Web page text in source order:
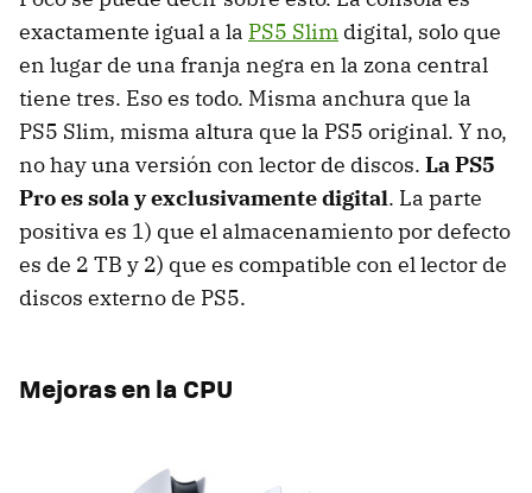
exactamente igual a la PS5 Slim digital, solo que
en lugar de una franja negra en la zona central
tiene tres. Eso es todo. Misma anchura que la
PS5 Slim, misma altura que la PS5 original. Y no,
no hay una versión con lector de discos. La PS5
Pro es sola y exclusivamente digital. La parte
positiva es 1) que el almacenamiento por defecto
es de 2 TB y 2) que es compatible con el lector de
discos externo de PS5.
Mejoras en la CPU